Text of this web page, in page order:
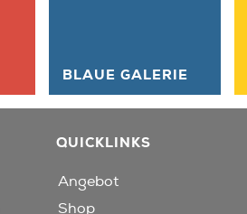
BLAUE GALERIE
QUICKLINKS
Angebot
Shop